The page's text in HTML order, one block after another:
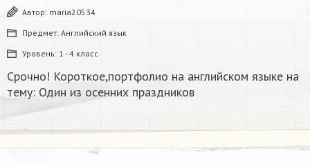
Автор: maria20534
Предмет: Английский язык
Уровень: 1 - 4 класс
Срочно! Короткое,портфолио на английском языке на
тему: Один из осенних праздников​